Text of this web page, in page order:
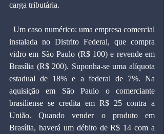
carga tributária.
  Um caso numérico: uma empresa comercial
instalada no Distrito Federal, que compra
vidro em São Paulo (R$ 100) e revende em
Brasília (R$ 200). Suponha-se uma alíquota
estadual de 18% e a federal de 7%. Na
aquisição em São Paulo o comerciante
brasiliense se credita em R$ 25 contra a
União. Quando vender o produto em
Brasília, haverá um débito de R$ 14 com a